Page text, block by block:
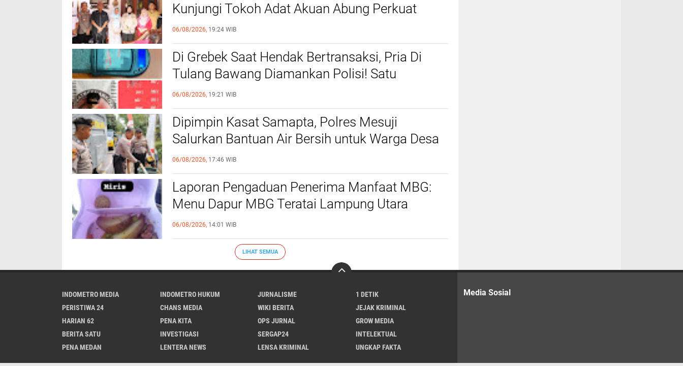
Kunjungi Tokoh Adat Akuan Abung Perkuat
Sinergi Jaga Kamtibmas
06/08/2026, 19:24 WIB
Di Grebek Saat Hendak Bertransaksi, Pria Di
Tulang Bawang Diamankan Polisi! Satu
Rekannya Kabur Ke Perkebunan Karet
06/08/2026, 19:21 WIB
Dipimpin Kasat Samapta, Polres Mesuji
Salurkan Bantuan Air Bersih untuk Warga Desa
Labuhan Permai
06/08/2026, 17:46 WIB
Laporan Pengaduan Penerima Manfaat MBG:
Menu Dapur MBG Teratai Lampung Utara
Disorot, Masyarakat Minta Satgas Lakukan
Investigasi
06/08/2026, 14:01 WIB
LIHAT SEMUA
INDOMETRO MEDIA INDOMETRO HUKUM JURNALISME
1 DETIK
PERISTIWA 24
CHANS MEDIA WIKI BERITA
JEJAK KRIMINAL
HARIAN 62
PENA KITA OPS JURNAL
GROW MEDIA
BERITA SATU
INVESTIGASI SERGAP24
INTELEKTUAL
PENA MEDAN
LENTERA NEWS LENSA KRIMINAL UNGKAP FAKTA
Media Sosial